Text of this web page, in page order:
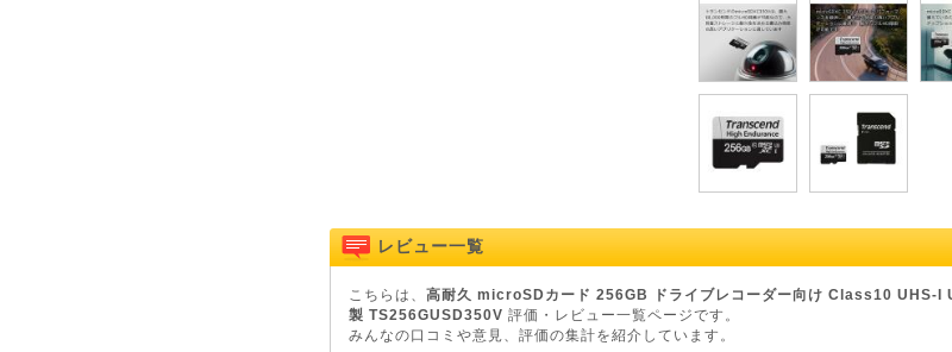
レビュー一覧
こちらは、 高耐久 microSDカード 256GB ドライブレコーダー向け Class10 UHS-I
製 TS256GUSD350V 評価・レビュー一覧ページです。
みんなの口コミや意見、評価の集計を紹介しています。